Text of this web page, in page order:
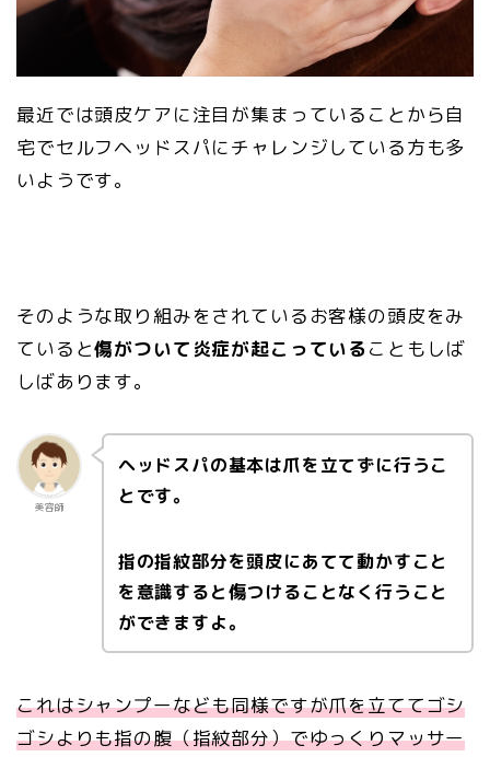
最近では頭皮ケアに注目が集まっていることから自
宅でセルフヘッドスパにチャレンジしている方も多
いようです。
そのような取り組みをされているお客様の頭皮をみ
ていると傷がついて炎症が起こっている こともしば
しばあります。
美容師
ヘッドスパの基本は爪を立てずに行うこ
とです。
指の指紋部分を頭皮にあてて動かすこと
を意識すると傷つけることなく行うこと
ができますよ。
これはシャンプーなども同様ですが爪を立ててゴシ
ゴシよりも指の腹（指紋部分）でゆっくりマッサー